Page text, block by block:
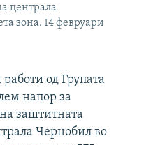
централа
зона. 14 февруари
од Групата
напор за
заштитната
Чернобил во